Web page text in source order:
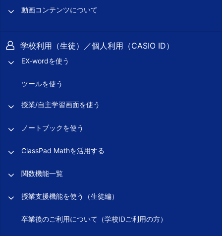
動画コンテンツについて
学校利用（生徒）／個人利用（CASIO ID）
EX-wordを使う
ツールを使う
授業/自主学習画面を使う
ノートブックを使う
ClassPad Mathを活用する
関数機能一覧
授業支援機能を使う（生徒編）
卒業後のご利用について（学校IDご利用の方）